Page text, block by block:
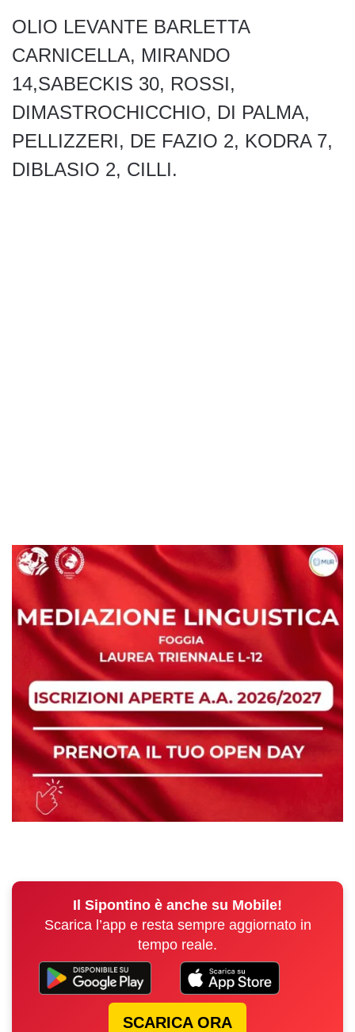
OLIO LEVANTE BARLETTA
CARNICELLA, MIRANDO
14,SABECKIS 30, ROSSI,
DIMASTROCHICCHIO, DI PALMA,
PELLIZZERI, DE FAZIO 2, KODRA 7,
DIBLASIO 2, CILLI.
Il Sipontino è anche su Mobile!
Scarica l’app e resta sempre aggiornato in
tempo reale.
SCARICA ORA